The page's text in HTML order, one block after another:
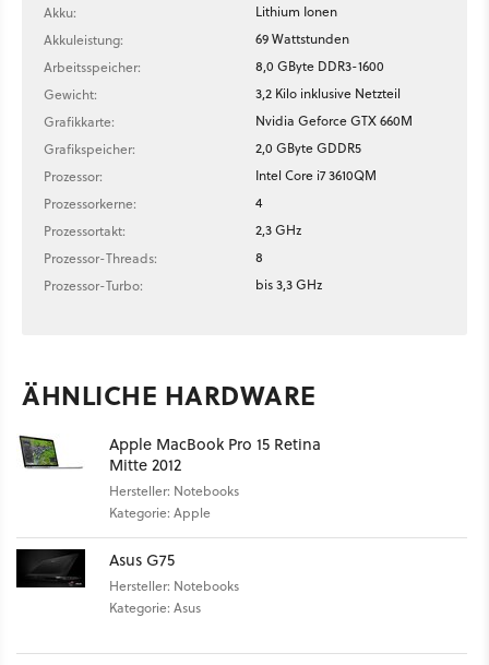
Akku:
Lithium Ionen
Akkuleistung:
69 Wattstunden
Arbeitsspeicher:
8,0 GByte DDR3-1600
Gewicht:
3,2 Kilo inklusive Netzteil
Grafikkarte:
Nvidia Geforce GTX 660M
Grafikspeicher:
2,0 GByte GDDR5
Prozessor:
Intel Core i7 3610QM
Prozessorkerne:
4
Prozessortakt:
2,3 GHz
Prozessor-Threads:
8
Prozessor-Turbo:
bis 3,3 GHz
ÄHNLICHE HARDWARE
Apple MacBook Pro 15 Retina
Mitte 2012
Hersteller: Notebooks
Kategorie: Apple
Asus G75
Hersteller: Notebooks
Kategorie: Asus